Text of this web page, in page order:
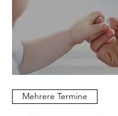
Mehrere Termine